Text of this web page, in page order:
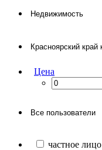
Цена
частное лицо